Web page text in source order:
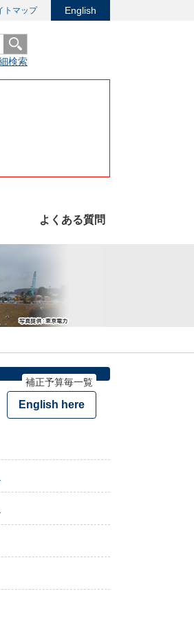
トマップ English
検索
よくある質問
補正予算毎一覧
English here